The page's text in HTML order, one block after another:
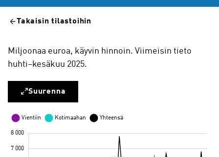
Takaisin tilastoihin
Miljoonaa euroa, käyvin hinnoin. Viimeisin tieto
huhti–kesäkuu 2025.
Suurenna